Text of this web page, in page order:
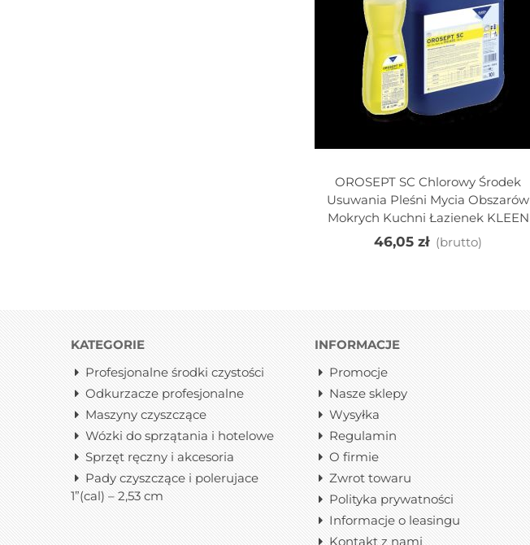
Dodaj Do Koszyka
OROSEPT SC Chlorowy Środek
Usuwania Pleśni Mycia Obszarów
Mokrych Kuchni Łazienek KLEEN
46,05 zł (brutto)
KATEGORIE
Profesjonalne środki czystości
Odkurzacze profesjonalne
Maszyny czyszczące
Wózki do sprzątania i hotelowe
Sprzęt ręczny i akcesoria
Pady czyszczące i polerujace
1”(cal) – 2,53 cm
INFORMACJE
Promocje
Nasze sklepy
Wysyłka
Regulamin
O firmie
Zwrot towaru
Polityka prywatności
Informacje o leasingu
Kontakt z nami